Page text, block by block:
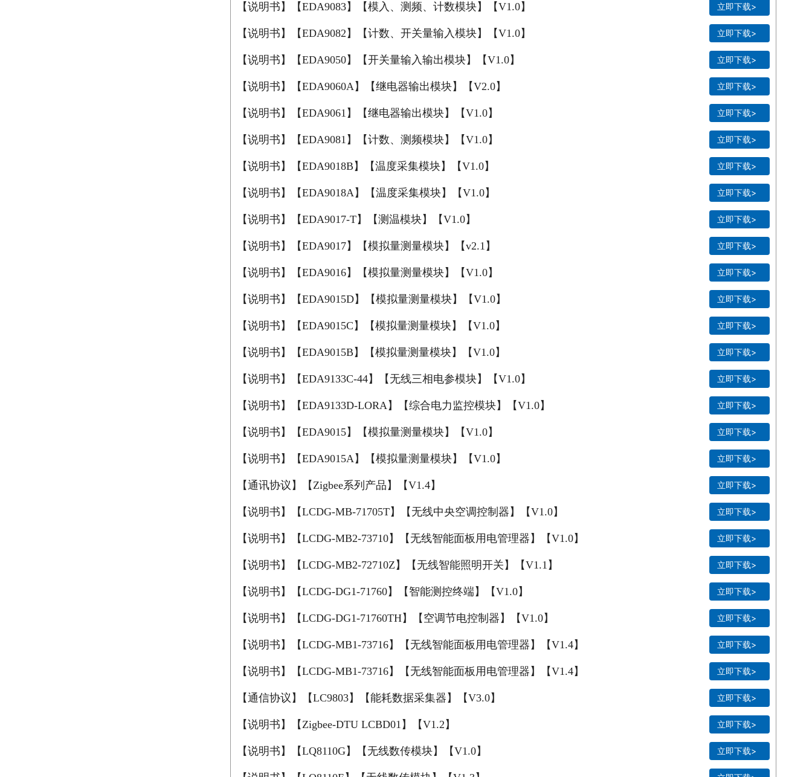
【说明书】【EDA9083】【模入、测频、计数模块】【V1.0】 立即下载>
【说明书】【EDA9082】【计数、开关量输入模块】【V1.0】 立即下载>
【说明书】【EDA9050】【开关量输入输出模块】【V1.0】 立即下载>
【说明书】【EDA9060A】【继电器输出模块】【V2.0】 立即下载>
【说明书】【EDA9061】【继电器输出模块】【V1.0】 立即下载>
【说明书】【EDA9081】【计数、测频模块】【V1.0】 立即下载>
【说明书】【EDA9018B】【温度采集模块】【V1.0】 立即下载>
【说明书】【EDA9018A】【温度采集模块】【V1.0】 立即下载>
【说明书】【EDA9017-T】【测温模块】【V1.0】 立即下载>
【说明书】【EDA9017】【模拟量测量模块】【v2.1】 立即下载>
【说明书】【EDA9016】【模拟量测量模块】【V1.0】 立即下载>
【说明书】【EDA9015D】【模拟量测量模块】【V1.0】 立即下载>
【说明书】【EDA9015C】【模拟量测量模块】【V1.0】 立即下载>
【说明书】【EDA9015B】【模拟量测量模块】【V1.0】 立即下载>
【说明书】【EDA9133C-44】【无线三相电参模块】【V1.0】 立即下载>
【说明书】【EDA9133D-LORA】【综合电力监控模块】【V1.0】 立即下载>
【说明书】【EDA9015】【模拟量测量模块】【V1.0】 立即下载>
【说明书】【EDA9015A】【模拟量测量模块】【V1.0】 立即下载>
【通讯协议】【Zigbee系列产品】【V1.4】 立即下载>
【说明书】【LCDG-MB-71705T】【无线中央空调控制器】【V1.0】 立即下载>
【说明书】【LCDG-MB2-73710】【无线智能面板用电管理器】【V1.0】 立即下载>
【说明书】【LCDG-MB2-72710Z】【无线智能照明开关】【V1.1】 立即下载>
【说明书】【LCDG-DG1-71760】【智能测控终端】【V1.0】 立即下载>
【说明书】【LCDG-DG1-71760TH】【空调节电控制器】【V1.0】 立即下载>
【说明书】【LCDG-MB1-73716】【无线智能面板用电管理器】【V1.4】 立即下载>
【说明书】【LCDG-MB1-73716】【无线智能面板用电管理器】【V1.4】 立即下载>
【通信协议】【LC9803】【能耗数据采集器】【V3.0】 立即下载>
【说明书】【Zigbee-DTU LCBD01】【V1.2】 立即下载>
【说明书】【LQ8110G】【无线数传模块】【V1.0】 立即下载>